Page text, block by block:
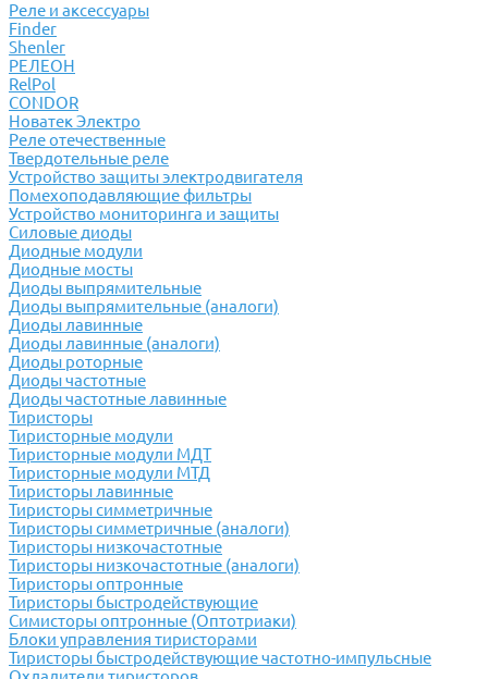
Реле и аксессуары
Finder
Shenler
РЕЛЕОН
RelPol
CONDOR
Новатек Электро
Реле отечественные
Твердотельные реле
Устройство защиты электродвигателя
Помехоподавляющие фильтры
Устройство мониторинга и защиты
Силовые диоды
Диодные модули
Диодные мосты
Диоды выпрямительные
Диоды выпрямительные (аналоги)
Диоды лавинные
Диоды лавинные (аналоги)
Диоды роторные
Диоды частотные
Диоды частотные лавинные
Тиристоры
Тиристорные модули
Тиристорные модули МДТ
Тиристорные модули МТД
Тиристоры лавинные
Тиристоры симметричные
Тиристоры симметричные (аналоги)
Тиристоры низкочастотные
Тиристоры низкочастотные (аналоги)
Тиристоры оптронные
Тиристоры быстродействующие
Симисторы оптронные (Оптотриаки)
Блоки управления тиристорами
Тиристоры быстродействующие частотно-импульсные